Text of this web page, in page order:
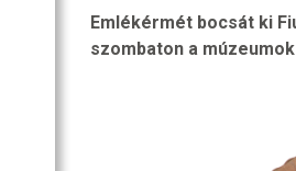
Emlékérmét bocsát ki
szombaton a